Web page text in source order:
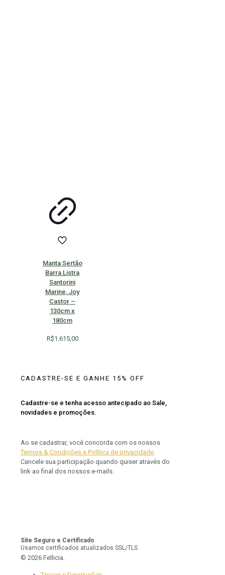
Manta Sertão
Barra Listra
Santorini
Marine, Joy
Castor –
130cm x
180cm
R$1.615,00
CADASTRE-SE E GANHE 15% OFF
Cadastre-se e tenha acesso antecipado ao Sale,
novidades e promoções.
Ao se cadastrar, você concorda com os nossos
Termos & Condições e Política de privacidade
Cancele sua participação quando quiser através do
link ao final dos nossos e-mails.
Site Seguro e Certificado
Usamos certificados atualizados SSL/TLS
© 2026 Fellicia.